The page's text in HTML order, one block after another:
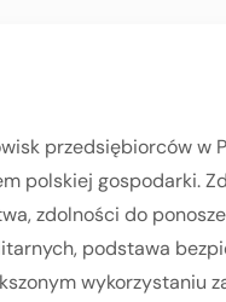
przedsiębiorców w
polskiej gospodarki.
zdolności do
podstawa
wykorzystaniu